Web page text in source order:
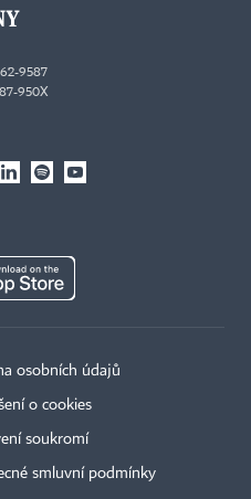
9587
950X
osobních údajů
o cookies
soukromí
smluvní podmínky